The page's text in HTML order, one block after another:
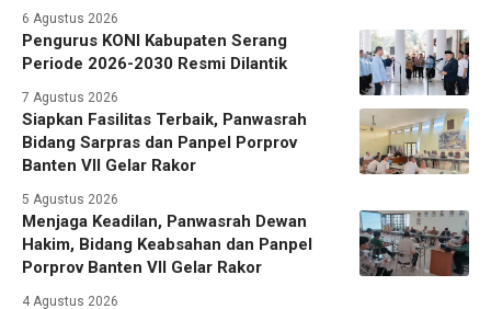
6 Agustus 2026
Pengurus KONI Kabupaten Serang
Periode 2026-2030 Resmi Dilantik
7 Agustus 2026
Siapkan Fasilitas Terbaik, Panwasrah
Bidang Sarpras dan Panpel Porprov
Banten VII Gelar Rakor
5 Agustus 2026
Menjaga Keadilan, Panwasrah Dewan
Hakim, Bidang Keabsahan dan Panpel
Porprov Banten VII Gelar Rakor
4 Agustus 2026